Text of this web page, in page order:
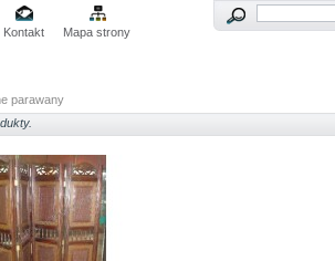
Kontakt Mapa strony
parawany